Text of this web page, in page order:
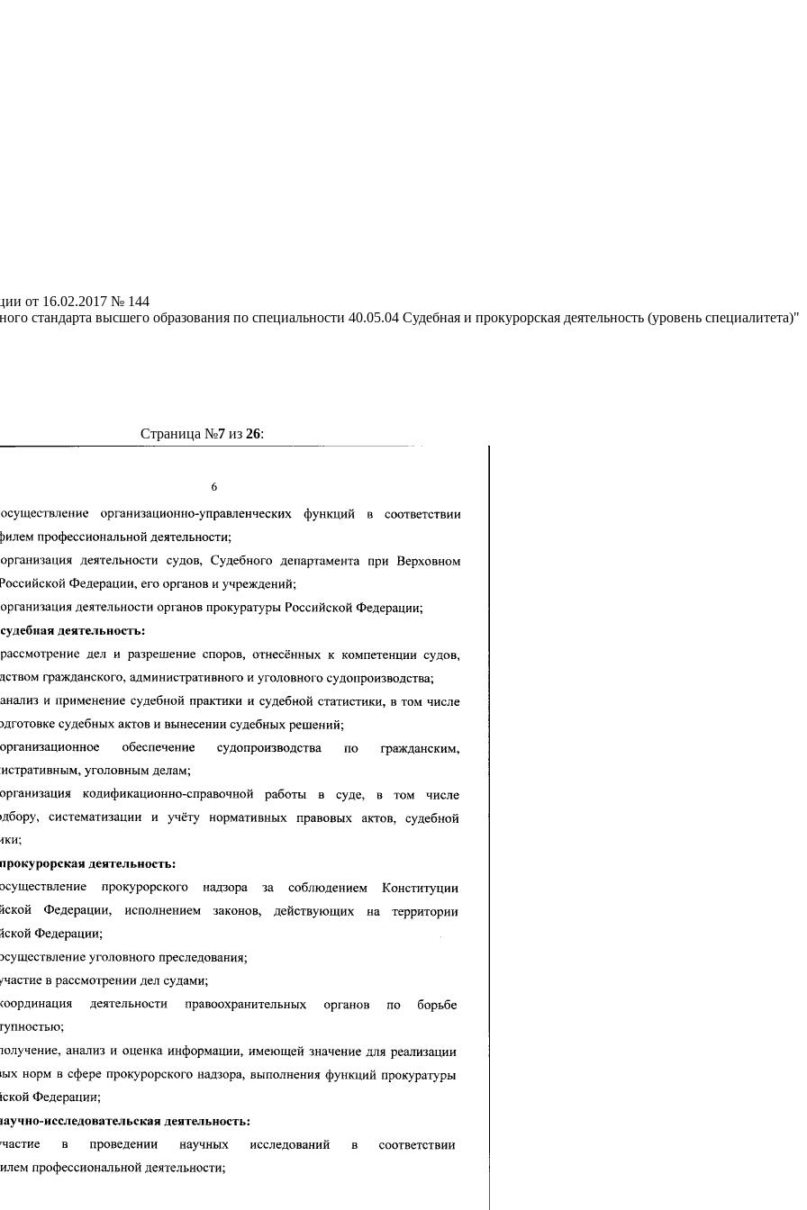
от 16.02.2017 № 144
стандарта высшего образования по специальности 40.05.04 Судебная и прокурорская деятельность (уровень специалитета)"
Страница №7из 26: